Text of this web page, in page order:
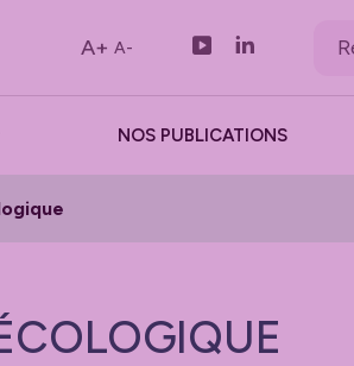
A+ A-
NOS PUBLICATIONS